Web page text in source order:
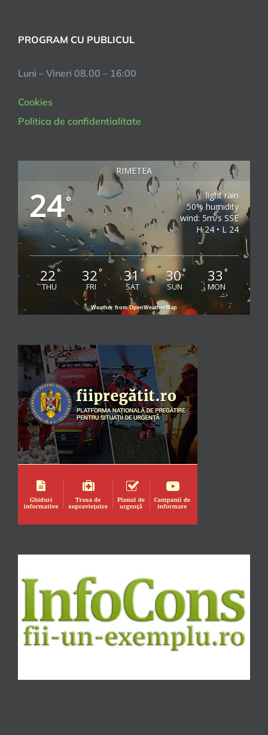
PROGRAM CU PUBLICUL
Luni – Vineri 08.00 – 16:00
Cookies
Politica de confidentialitate
RIMETEA
24°
light rain
50% humidity
wind: 5m/s SSE
H 24 • L 24
22°
THU
32°
FRI
31 °
SAT
30°
SUN
33 °
MON
Weather from OpenWeatherMap